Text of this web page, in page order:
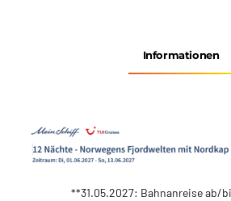
Informationen
**31.05.2027: Bahnanreise ab/